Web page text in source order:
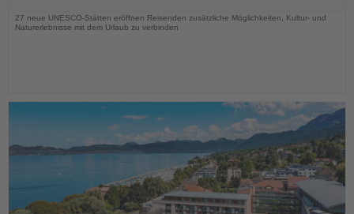
27 neue UNESCO-Stätten eröffnen Reisenden zusätzliche Möglichkeiten, Kultur- und
Naturerlebnisse mit dem Urlaub zu verbinden